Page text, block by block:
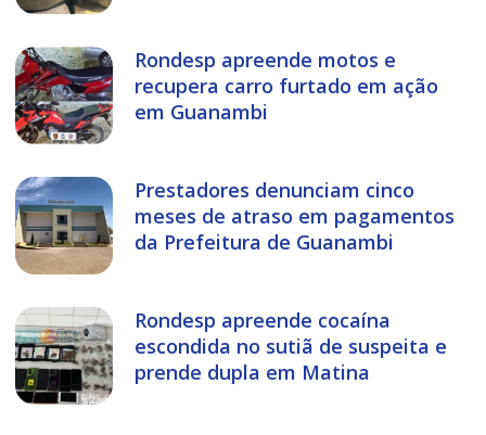
Rondesp apreende motos e
recupera carro furtado em ação
em Guanambi
Prestadores denunciam cinco
meses de atraso em pagamentos
da Prefeitura de Guanambi
Rondesp apreende cocaína
escondida no sutiã de suspeita e
prende dupla em Matina